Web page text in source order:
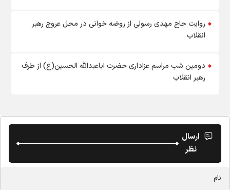
روایت حاج مهدی رسولی از روضه خوانی در محل عروج رهبر
انقلاب
دومین شب مراسم عزاداری حضرت اباعبدالله الحسین(ع) از طرف
رهبر انقلاب
ارسال
نظر